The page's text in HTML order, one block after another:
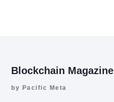
Blockchain Magazine
by Pacific Meta